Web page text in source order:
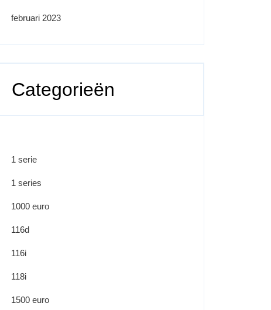
februari 2023
Categorieën
1 serie
1 series
1000 euro
116d
116i
118i
1500 euro